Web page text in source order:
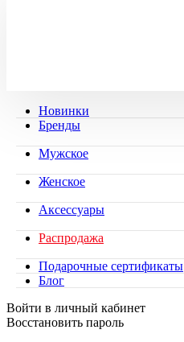
Новинки
Бренды
Мужское
Женское
Аксессуары
Распродажа
Подарочные сертификаты
Блог
Войти в личный кабинет
Восстановить пароль